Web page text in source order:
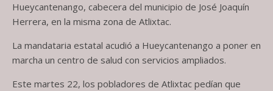
Hueycantenango, cabecera del municipio de José Joaquín
Herrera, en la misma zona de Atlixtac.
La mandataria estatal acudió a Hueycantenango a poner en
marcha un centro de salud con servicios ampliados.
Este martes 22, los pobladores de Atlixtac pedían que